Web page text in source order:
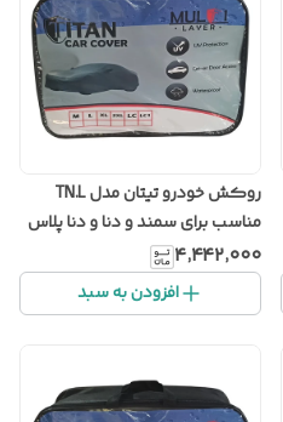
روکش خودرو تیتان مدل TN.L
مناسب برای سمند و دنا و دنا پلاس
۴٬۴۴۲٬۰۰۰
افزودن به سبد